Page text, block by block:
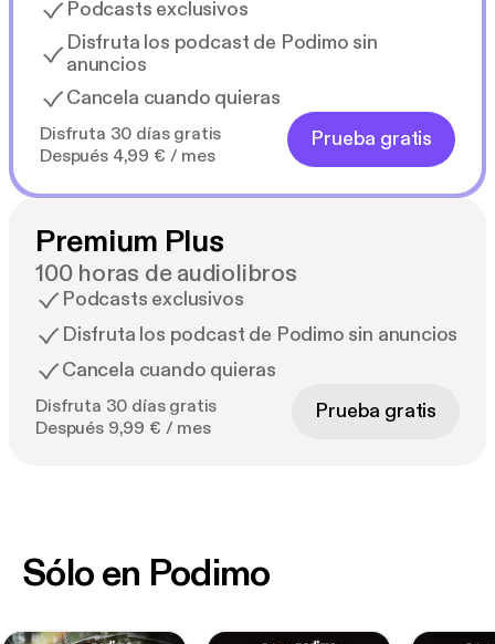
Podcasts exclusivos
Disfruta los podcast de Podimo sin
anuncios
Cancela cuando quieras
Disfruta 30 días gratis
Después 4,99 € / mes
Prueba gratis
Premium Plus
100 horas de audiolibros
Podcasts exclusivos
Disfruta los podcast de Podimo sin anuncios
Cancela cuando quieras
Disfruta 30 días gratis
Después 9,99 € / mes
Prueba gratis
Sólo en Podimo